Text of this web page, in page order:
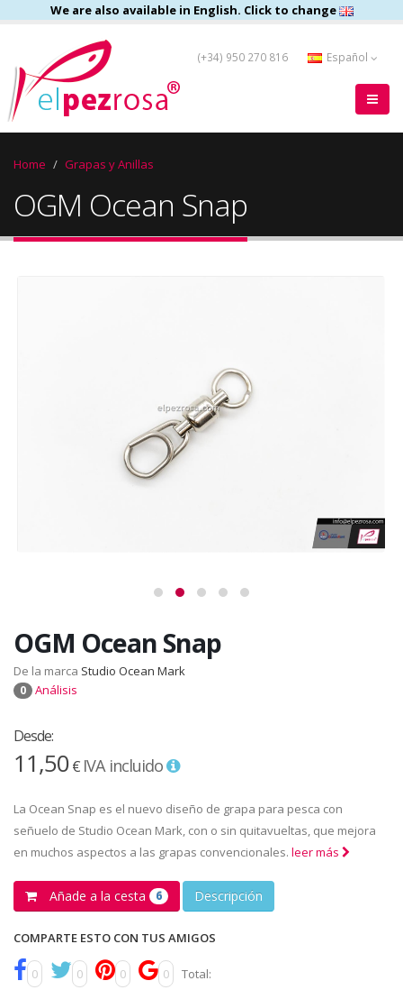
We are also available in English. Click to change
(+34) 950 270 816 Español
Home Grapas y Anillas
OGM Ocean Snap
OGM Ocean Snap
De la marca Studio Ocean Mark
0 Análisis
Desde:
11,50€ IVA incluido
La Ocean Snap es el nuevo diseño de grapa para pesca con
señuelo de Studio Ocean Mark, con o sin quitavueltas, que mejora
en muchos aspectos a las grapas convencionales. leer más
Añade a la cesta 6 Descripción
COMPARTE ESTO CON TUS AMIGOS
0 0 0 0 Total: